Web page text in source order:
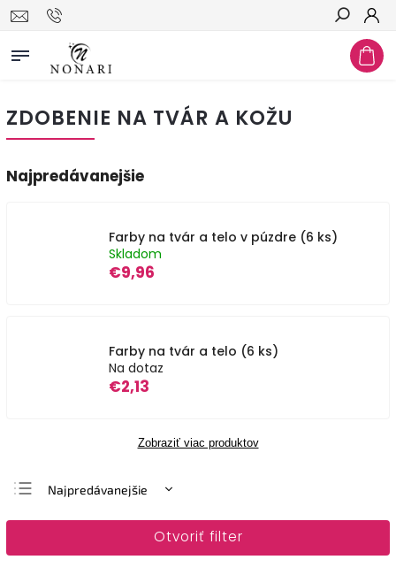
Hľadať
ZDOBENIE NA TVÁR A KOŽU
Najpredávanejšie
Farby na tvár a telo v púzdre (6 ks)
Skladom
€9,96
Farby na tvár a telo (6 ks)
Na dotaz
€2,13
Zobraziť viac produktov
Najpredávanejšie
Najlacnejšie
Otvoriť filter